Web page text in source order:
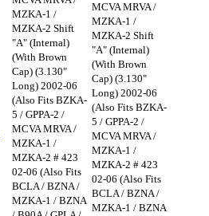
MZKA-1 /
MZKA-2 Shift
"A" (Internal)
(With Brown
Cap) (3.130"
Long) 2002-06
(Also Fits BZKA-
5 / GPPA-2 /
MCVA MRVA /
MZKA-1 /
MZKA-2 # 423
02-06 (Also Fits
BCLA / BZNA /
MZKA-1 / BZNA
MCVA MRVA /
MZKA-1 /
MZKA-2 Shift
"A" (Internal)
(With Brown
Cap) (3.130"
Long) 2002-06
(Also Fits BZKA-
5 / GPPA-2 /
MCVA MRVA /
MZKA-1 /
MZKA-2 # 423
02-06 (Also Fits
BCLA / BZNA /
MZKA-1 / BZNA